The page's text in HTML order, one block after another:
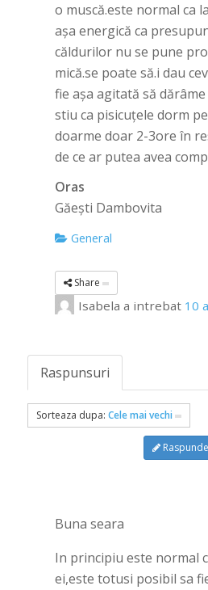
o muscă.este normal ca
așa energică ca
căldurilor nu se pune
mică.se poate să.i dau
fie așa agitată să
stiu ca pisicuțele dorm
doarme doar 2-3ore în
de ce ar putea avea
Oras
Găești Dambovita
General
Share
Isabela a intrebat 10
Raspunsuri
Sorteaza dupa: Cele mai vechi
Raspunde
Buna seara
In principiu este normal
ei,este totusi posibil sa